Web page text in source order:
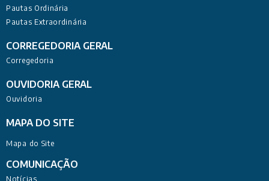
Pautas Ordinária
Pautas Extraordinária
CORREGEDORIA GERAL
Corregedoria
OUVIDORIA GERAL
Ouvidoria
MAPA DO SITE
Mapa do Site
COMUNICAÇÃO
Notícias